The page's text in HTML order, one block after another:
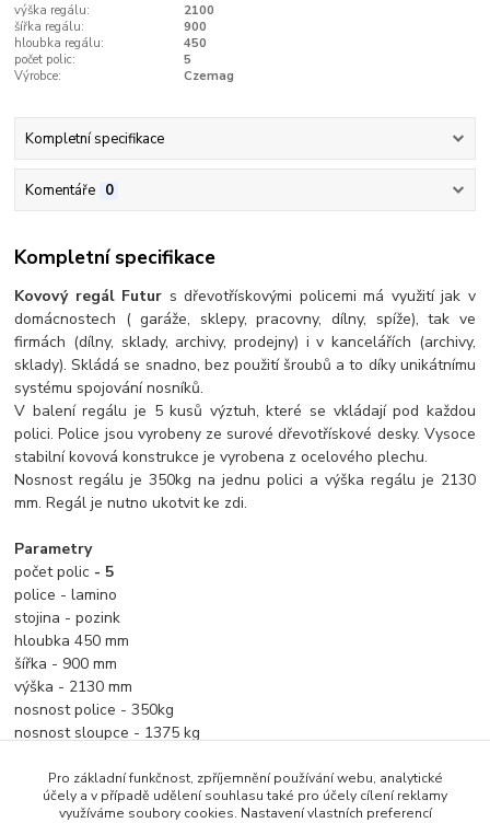
výška regálu:
2100
šířka regálu:
900
hloubka regálu:
450
počet polic:
5
Výrobce:
Czemag
Kompletní specifikace
Komentáře 0
Kompletní specifikace
Kovový regál Futur s dřevotřískovými policemi má využití jak v
domácnostech ( garáže, sklepy, pracovny, dílny, spíže), tak ve
firmách (dílny, sklady, archivy, prodejny) i v kancelářích (archivy,
sklady). Skládá se snadno, bez použití šroubů a to díky unikátnímu
systému spojování nosníků.
V balení regálu je 5 kusů výztuh, které se vkládají pod každou
polici. Police jsou vyrobeny ze surové dřevotřískové desky. Vysoce
stabilní kovová konstrukce je vyrobena z ocelového plechu.
Nosnost regálu je 350kg na jednu polici a výška regálu je 2130
mm. Regál je nutno ukotvit ke zdi.
Parametry
počet polic - 5
police - lamino
stojina - pozink
hloubka 450 mm
šířka - 900 mm
výška - 2130 mm
nosnost police - 350kg
nosnost sloupce - 1375 kg
Pro základní funkčnost, zpříjemnění používání webu, analytické
účely a v případě udělení souhlasu také pro účely cílení reklamy
využíváme soubory cookies. Nastavení vlastních preferencí